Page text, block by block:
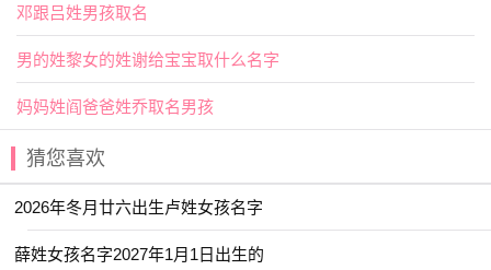
【元清】 【之学】 【兰佩】 【书梦】
【乐善】 【佳琪】 【凌栩】 【乐洋】
【净秋】 【义瑶】 【乐诗】 【乐渝】
【云栋】 【亦闲】 【亦昊】 【亦明】
【乐博】 【冰洋】 【初岚】 【博知】
邓跟吕姓男孩取名
男的姓黎女的姓谢给宝宝取什么名字
妈妈姓阎爸爸姓乔取名男孩
猜您喜欢
2026年冬月廿六出生卢姓女孩名字
薛姓女孩名字2027年1月1日出生的